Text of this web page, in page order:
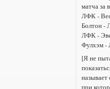
матча за
ЛФК -
Болтон -
ЛФК -
Фулхэм -
[Я не
при